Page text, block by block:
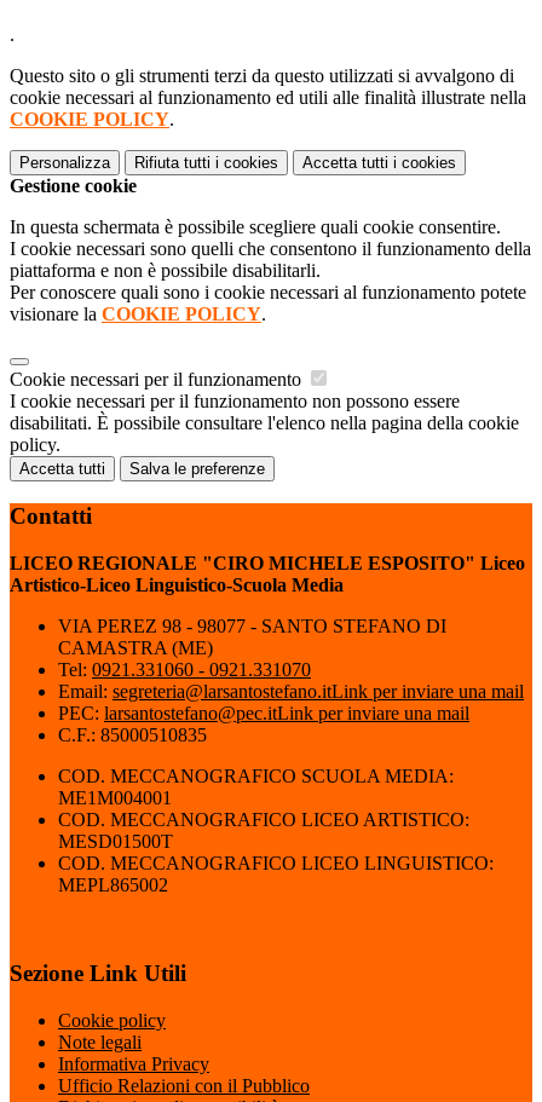
.
Questo sito o gli strumenti terzi da questo utilizzati si avvalgono di
cookie necessari al funzionamento ed utili alle finalità illustrate nella
COOKIE POLICY.
Personalizza Rifiuta tutti i cookies Accetta tutti i cookies
Gestione cookie
In questa schermata è possibile scegliere quali cookie consentire.
I cookie necessari sono quelli che consentono il funzionamento della
piattaforma e non è possibile disabilitarli.
Per conoscere quali sono i cookie necessari al funzionamento potete
visionare la COOKIE POLICY.
Cookie necessari per il funzionamento
I cookie necessari per il funzionamento non possono essere
disabilitati. È possibile consultare l'elenco nella pagina della cookie
policy.
Accetta tutti Salva le preferenze
Contatti
LICEO REGIONALE "CIRO MICHELE ESPOSITO" Liceo
Artistico-Liceo Linguistico-Scuola Media
VIA PEREZ 98 - 98077 - SANTO STEFANO DI
CAMASTRA (ME)
Tel: 0921.331060 - 0921.331070
Email: segreteria@larsantostefano.itLink per inviare una mail
PEC: larsantostefano@pec.itLink per inviare una mail
C.F.: 85000510835
COD. MECCANOGRAFICO SCUOLA MEDIA:
ME1M004001
COD. MECCANOGRAFICO LICEO ARTISTICO:
MESD01500T
COD. MECCANOGRAFICO LICEO LINGUISTICO:
MEPL865002
Sezione Link Utili
Cookie policy
Note legali
Informativa Privacy
Ufficio Relazioni con il Pubblico